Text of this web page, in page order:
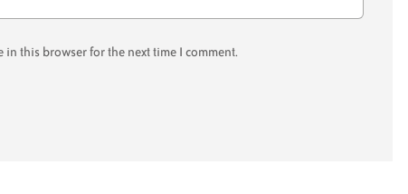
in this browser for the next time I comment.